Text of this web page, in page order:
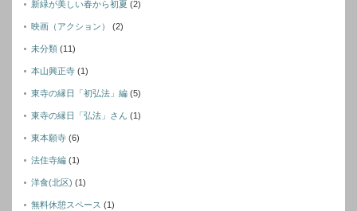
新緑が美しい春から初夏 (2)
映画（アクション） (2)
未分類 (11)
本山興正寺 (1)
東寺の縁日「初弘法」編 (5)
東寺の縁日「弘法」さん (1)
東本願寺 (6)
法住寺編 (1)
洋食(北区) (1)
無料休憩スペース (1)